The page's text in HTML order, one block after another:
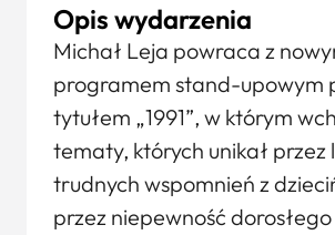
Opis wydarzenia
Michał Leja powraca z
programem stand-upowym
tytułem „1991”, w którym
tematy, których unikał przez
trudnych wspomnień z
przez niepewność